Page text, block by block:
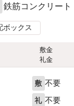
鉄筋コンクリート
ボックス
敷金
礼金
敷 不要
礼 不要